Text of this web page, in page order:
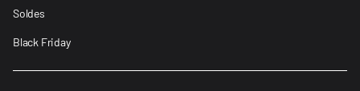
Soldes
Black Friday